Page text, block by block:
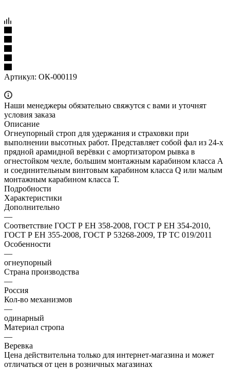
Артикул: ОК-000119
Наши менеджеры обязательно свяжутся с вами и уточнят
условия заказа
Описание
Огнеупорный строп для удержания и страховки при
выполнении высотных работ. Представляет собой фал из 24-х
прядной арамидной верёвки с амортизатором рывка в
огнестойком чехле, большим монтажным карабином класса А
и соединительным винтовым карабином класса Q или малым
монтажным карабином класса Т.
Подробности
Характеристики
Дополнительно
—
Соответствие ГОСТ Р ЕН 358-2008, ГОСТ Р ЕН 354-2010,
ГОСТ Р ЕН 355-2008, ГОСТ Р 53268-2009, ТР ТС 019/2011
Особенности
—
огнеупорный
Страна производства
—
Россия
Кол-во механизмов
—
одинарный
Материал стропа
—
Веревка
Цена действительна только для интернет-магазина и может
отличаться от цен в розничных магазинах